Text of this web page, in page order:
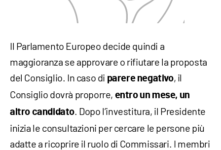
Il Parlamento Europeo decide quindi a
maggioranza se approvare o rifiutare la proposta
del Consiglio. In caso di parere negativo, il
Consiglio dovrà proporre, entro un mese, un
altro candidato . Dopo l’investitura, il Presidente
inizia le consultazioni per cercare le persone più
adatte a ricoprire il ruolo di Commissari. I membri